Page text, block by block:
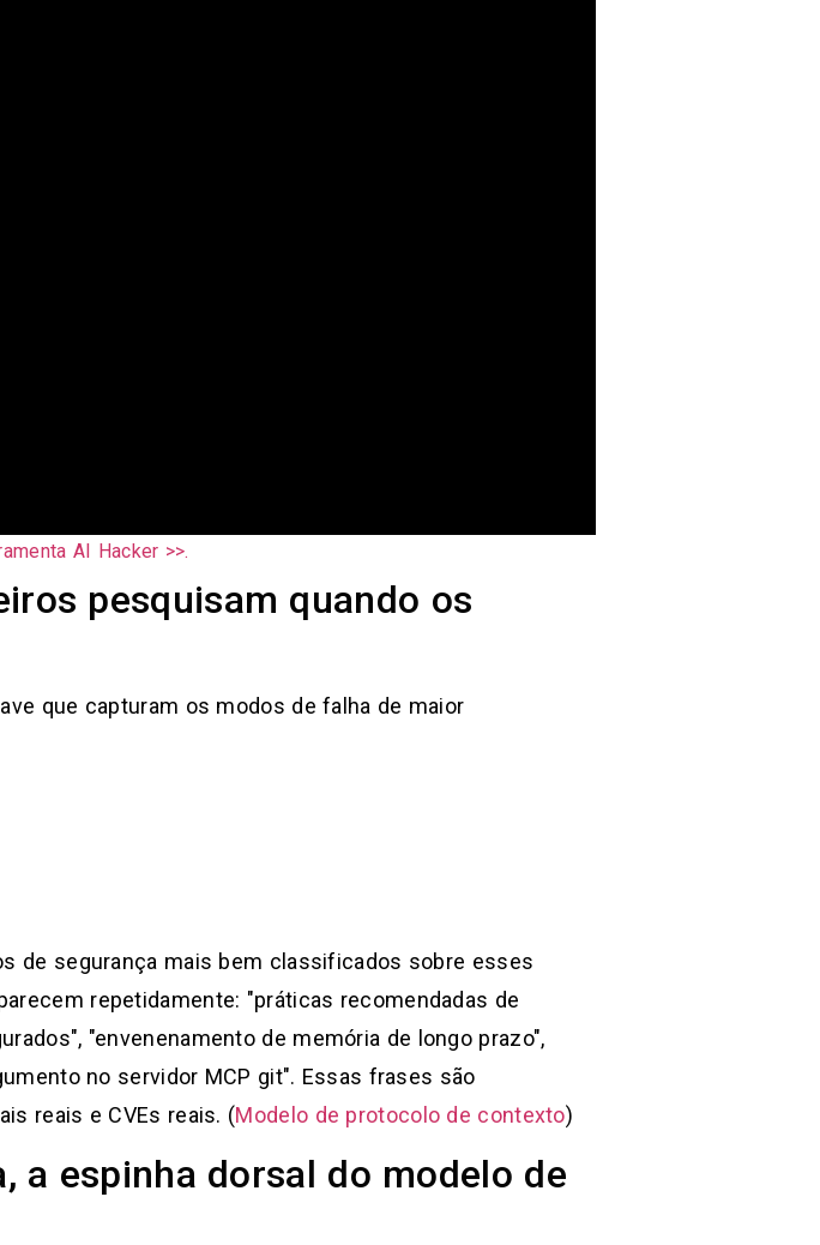
AI Hacker >>.
pesquisam quando os
que capturam os modos de falha de maior
de segurança mais bem classificados sobre esses
repetidamente: "práticas recomendadas de
"envenenamento de memória de longo prazo",
no servidor MCP git". Essas frases são
reais e CVEs reais. (Modelo de protocolo de contexto)
a espinha dorsal do modelo de